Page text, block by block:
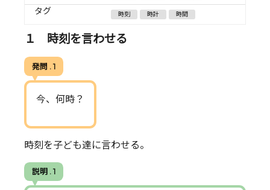
タグ 時刻 時計 時間
１ 時刻を言わせる
発問 . 1
今、何時？
時刻を子ども達に言わせる。
説明 . 1